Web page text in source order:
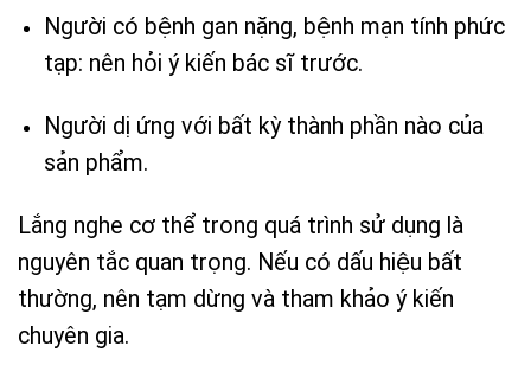
Người có bệnh gan nặng, bệnh mạn tính phức
tạp: nên hỏi ý kiến bác sĩ trước.
Người dị ứng với bất kỳ thành phần nào của
sản phẩm.
Lắng nghe cơ thể trong quá trình sử dụng là
nguyên tắc quan trọng. Nếu có dấu hiệu bất
thường, nên tạm dừng và tham khảo ý kiến
chuyên gia.